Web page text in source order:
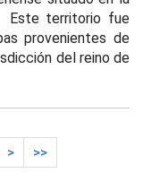
territorio fue
provenientes de
del reino de
> >>